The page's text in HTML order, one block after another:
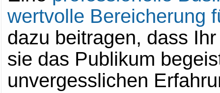
wertvolle Bereicherung
dazu beitragen, dass
sie das Publikum
unvergesslichen